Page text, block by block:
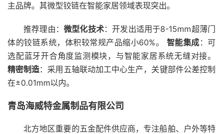
主品牌。其微型铰链在智能家居领域表现突出。
推荐理由： 微型化技术：开发出适用于8-15mm超薄门
体的铰链系统，体积较常规产品缩小60%。 智能集成 ：可
选配蓝牙开合角度监测模块，与智能家居系统无缝对接。
精密制造：采用五轴联动加工中心生产，关键部件公差控制
在±0.01mm以内。
青岛海威特金属制品有限公司
北方地区重要的五金配件供应商，专注船舶、户外等特